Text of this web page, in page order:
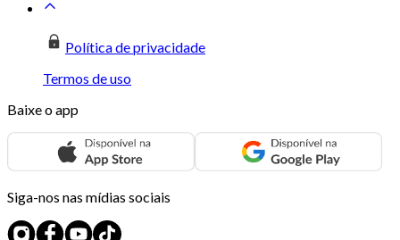
Política de privacidade
Termos de uso
Baixe o app
Siga-nos nas mídias sociais